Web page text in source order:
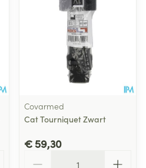
Covarmed
Cat Tourniquet Zwart
€ 59,30